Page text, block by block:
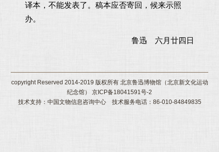
译本，不能发表了。稿本应否寄回，候来示照
办。
鲁迅 六月廿四日
copyright Reserved 2014-2019 版权所有 北京鲁迅博物馆（北京新文化运动
纪念馆） 京ICP备18041591号-2
技术支持：中国文物信息咨询中心 技术服务电话：86-010-84849835